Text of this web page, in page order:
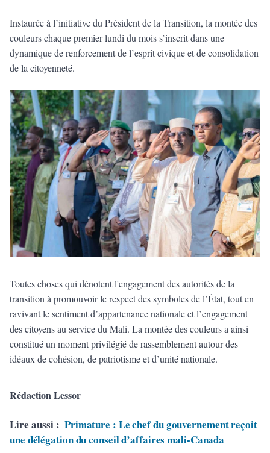
Instaurée à l’initiative du Président de la Transition, la montée des
couleurs chaque premier lundi du mois s’inscrit dans une
dynamique de renforcement de l’esprit civique et de consolidation
de la citoyenneté.
Toutes choses qui dénotent l'engagement des autorités de la
transition à promouvoir le respect des symboles de l’État, tout en
ravivant le sentiment d’appartenance nationale et l’engagement
des citoyens au service du Mali. La montée des couleurs a ainsi
constitué un moment privilégié de rassemblement autour des
idéaux de cohésion, de patriotisme et d’unité nationale.
Rédaction Lessor
Lire aussi : Primature : Le chef du gouvernement reçoit
une délégation du conseil d’affaires mali-Canada